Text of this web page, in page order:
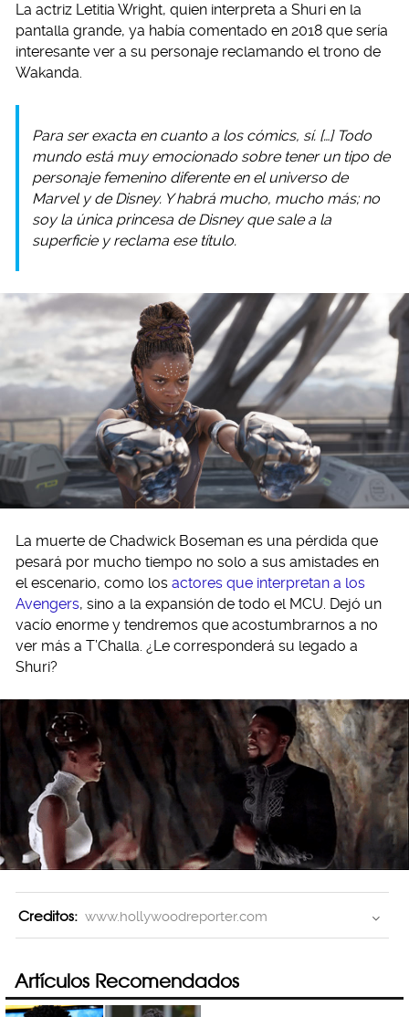
La actriz Letitia Wright, quien interpreta a Shuri en la
pantalla grande, ya había comentado en 2018 que sería
interesante ver a su personaje reclamando el trono de
Wakanda.
Para ser exacta en cuanto a los cómics, sí. […] Todo
mundo está muy emocionado sobre tener un tipo de
personaje femenino diferente en el universo de
Marvel y de Disney. Y habrá mucho, mucho más; no
soy la única princesa de Disney que sale a la
superficie y reclama ese título.
La muerte de Chadwick Boseman es una pérdida que
pesará por mucho tiempo no solo a sus amistades en
el escenario, como los actores que interpretan a los
Avengers, sino a la expansión de todo el MCU. Dejó un
vacío enorme y tendremos que acostumbrarnos a no
ver más a T’Challa. ¿Le corresponderá su legado a
Shuri?
Creditos: www.hollywoodreporter.com
Artículos Recomendados